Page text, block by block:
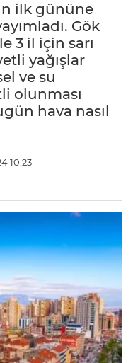
ilk gününe
Gök
3 il için sarı
yağışlar
ve su
olunması
hava nasıl
10:23